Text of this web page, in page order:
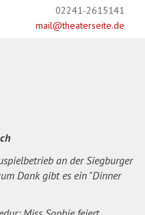
02241-2615141
mail@theaterseite.de
an der Siegburger
Dank gibt es ein "Dinner